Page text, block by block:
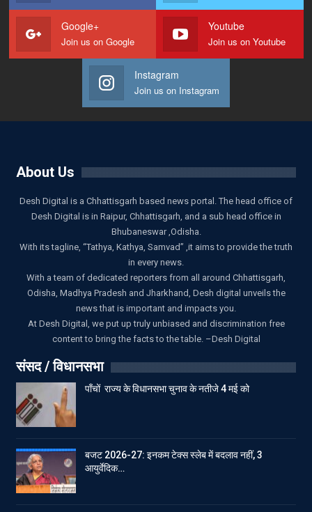
Google+
Join us on Google
Youtube
Join us on Youtube
Instagram
Join us on Instagram
About Us
Desh Digital is a Chhattisgarh based news portal. The head office of
Desh Digital is in Raipur, Chhattisgarh, and a sub head office in
Bhubaneswar ,Odisha.
With its tagline, “Tathya, Kathya, Samvad” ,it aims to provide the truth
in every news.
With a team of dedicated reporters from all around Chhattisgarh,
Odisha, Madhya Pradesh and Jharkhand, Desh digital unveils the
news that is important and impacts you.
At Desh Digital, we put up truly unbiased and discrimination free
content to bring the facts to the table. –Desh Digital
संसद / विधानसभा
पाँचों राज्य के विधानसभा चुनाव के नतीजे 4 मई को
बजट 2026-27: इनकम टेक्स स्लेब में बदलाव नहीं, 3
आयुर्वेदिक…